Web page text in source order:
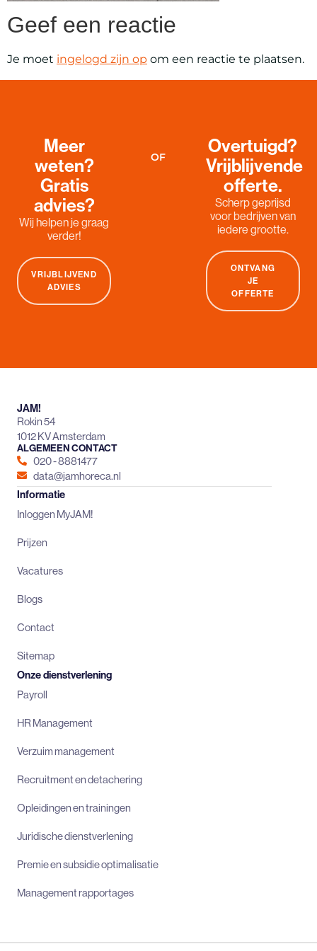
Geef een reactie
Je moet ingelogd zijn op om een reactie te plaatsen.
Meer
weten?
Gratis
advies?
Wij helpen je graag
verder!
VRIJBLIJVEND
ADVIES
OF
Overtuigd?
Vrijblijvende
offerte.
Scherp geprijsd
voor bedrijven van
iedere grootte.
ONTVANG
JE
OFFERTE
JAM!
Rokin 54
1012 KV Amsterdam
ALGEMEEN CONTACT
020 - 8881477
data@jamhoreca.nl
Informatie
Inloggen MyJAM!
Prijzen
Vacatures
Blogs
Contact
Sitemap
Onze dienstverlening
Payroll
HR Management
Verzuim management
Recruitment en detachering
Opleidingen en trainingen
Juridische dienstverlening
Premie en subsidie optimalisatie
Management rapportages